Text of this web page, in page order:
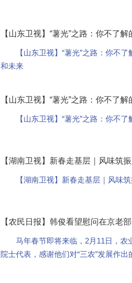
【山东卫视】“薯光”之路：你不了
【山东卫视】“薯光”之路：你不
和未来
【山东卫视】“薯光”之路：你不了
【山东卫视】“薯光”之路：你不
【湖南卫视】新春走基层｜风味筑
【湖南卫视】新春走基层｜风味
【农民日报】韩俊看望慰问在京老
马年春节即将来临，2月11日，
院士代表，感谢他们对“三农”发展作